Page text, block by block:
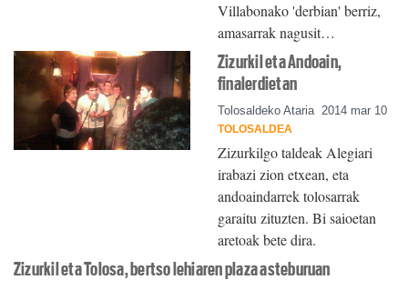
Villabonako 'derbian' berriz,
amasarrak nagusit…
Zizurkil eta Andoain,
finalerdietan
Tolosaldeko Ataria 2014 mar 10
TOLOSALDEA
Zizurkilgo taldeak Alegiari
irabazi zion etxean, eta
andoaindarrek tolosarrak
garaitu zituzten. Bi saioetan
aretoak bete dira.
Zizurkil eta Tolosa, bertso lehiaren plaza asteburuan